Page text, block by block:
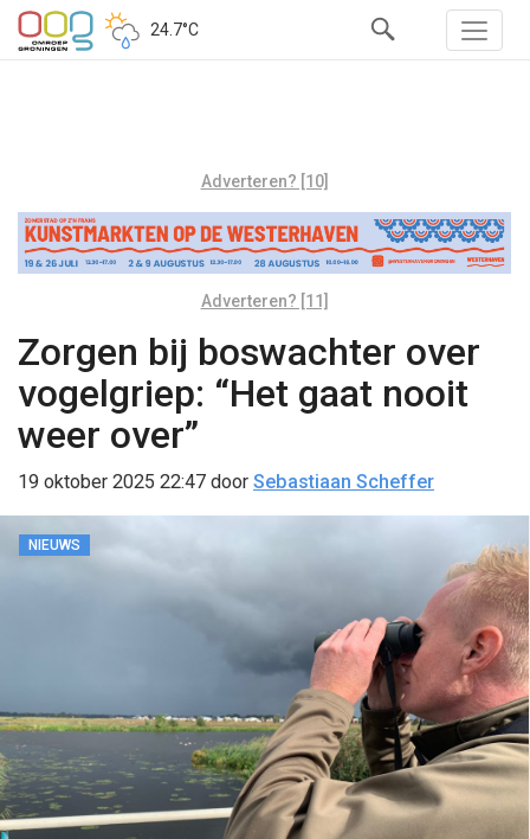
24.7°C
Adverteren? [10]
Adverteren? [11]
Zorgen bij boswachter over
vogelgriep: “Het gaat nooit
weer over”
19 oktober 2025 22:47 door Sebastiaan Scheffer
NIEUWS